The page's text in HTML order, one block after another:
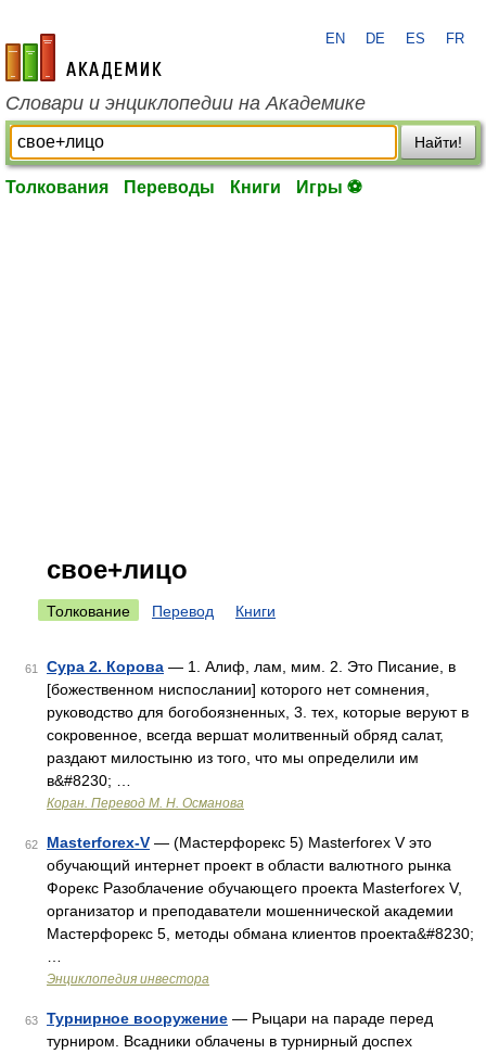
academic.ru
EN DE ES FR
Словари и энциклопедии на Академике
Найти!
Толкования Переводы Книги Игры ⚽
свое+лицо
Толкование Перевод Книги
61 Сура 2. Корова — 1. Алиф, лам, мим. 2. Это Писание, в
[божественном ниспослании] которого нет сомнения,
руководство для богобоязненных, 3. тех, которые веруют в
сокровенное, всегда вершат молитвенный обряд салат,
раздают милостыню из того, что мы определили им
в&#8230; …
Коран. Перевод М. Н. Османова
62 Masterforex-V — (Мастерфорекс 5) Masterforex V это
обучающий интернет проект в области валютного рынка
Форекс Разоблачение обучающего проекта Masterforex V,
организатор и преподаватели мошеннической академии
Мастерфорекс 5, методы обмана клиентов проекта&#8230;
Энциклопедия инвестора
63 Турнирное вооружение — Рыцари на параде перед
турниром. Всадники облачены в турнирный доспех